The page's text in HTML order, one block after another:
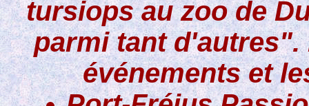
tursiops au zoo de
parmi tant
événements et